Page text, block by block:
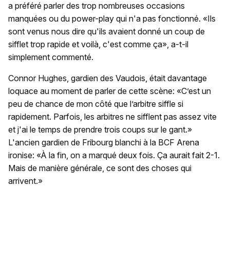
a préféré parler des trop nombreuses occasions
manquées ou du power-play qui n'a pas fonctionné. «Ils
sont venus nous dire qu'ils avaient donné un coup de
sifflet trop rapide et voilà, c'est comme ça», a-t-il
simplement commenté.
Connor Hughes, gardien des Vaudois, était davantage
loquace au moment de parler de cette scène: «C’est un
peu de chance de mon côté que l’arbitre siffle si
rapidement. Parfois, les arbitres ne sifflent pas assez vite
et j'ai le temps de prendre trois coups sur le gant.»
L'ancien gardien de Fribourg blanchi à la BCF Arena
ironise: «À la fin, on a marqué deux fois. Ça aurait fait 2-1.
Mais de manière générale, ce sont des choses qui
arrivent.»